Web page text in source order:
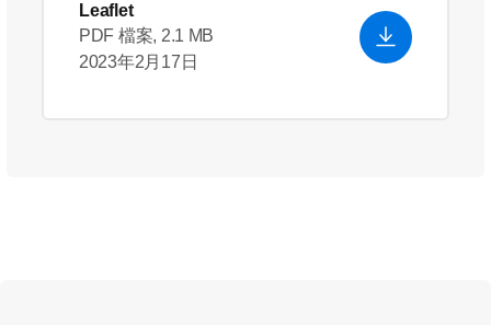
Leaflet
PDF 檔案, 2.1 MB
2023年2月17日